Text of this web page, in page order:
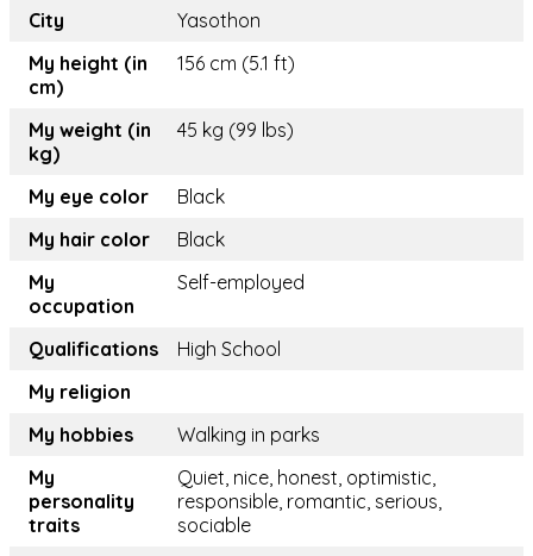
City
Yasothon
My height (in
cm)
156 cm (5.1 ft)
My weight (in
kg)
45 kg (99 lbs)
My eye color
Black
My hair color
Black
My
occupation
Self-employed
Qualifications
High School
My religion
My hobbies
Walking in parks
My
personality
traits
Quiet, nice, honest, optimistic,
responsible, romantic, serious,
sociable